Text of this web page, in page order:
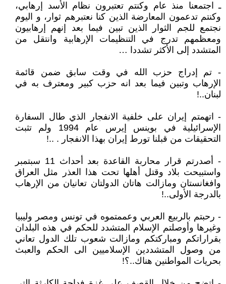
ـ اجتمعنا منذ عام وكنتم تعتبرون نظام الأسد إرهابي،
وكنتم تدعمون المعارضة الذين كنا نعتبرهم ثوار، و اليوم
نجتمع للجم الثوار الذين تبين فيما بعد إنهم إرهابيون
ومعظمهم تدرج في التنظيمات الإرهابية وانتقل من
المتشدد إلى الأكثر تشددا …
- تم إدراج حزب الله في وقت سابق ضمن قائمة
الإرهاب وتبين فيما بعد انه حزب كبير ومعترف به في
لبنان..!
- اتهمتم إيران على خلفية الانفجار الذي طال السفارة
الإسرائيلية في بوينس إيرس عام 1994 ولم تثبت
التحقيقات من قبلنا تورط إيران بهذا الانفجار . ..!
- أصدرتم قرار محاربة القاعدة بعد أحداث 11 سبتمبر
واستبيحت بلاد وقتل أهلها تحت هذا العذر مثل العراق
وافغانستان ومازالت هاتان الدولتان تعانيان من الإرهاب
بالدرجة الأولى..!
- رحبتم بالربيع العربي وعممتموه في تونس ومصر وليبيا
وغيرها وأوصلتم الإسلام المتشدد للحكم في هذه البلدان
بقراراتكم ومباركتكم ومازالت شعوب تلك الدول تعاني
من وصول المتشددين الإسلاميين الى الحكم والعبث
بحريات المواطنين هناك..؟!